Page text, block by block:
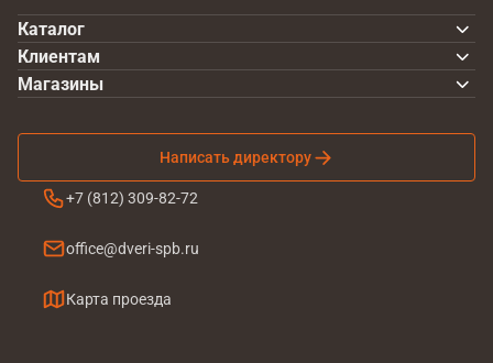
Каталог
Клиентам
Написать директору
+7 (812) 309-82-72
office@dveri-spb.ru
Карта проезда
Магазины